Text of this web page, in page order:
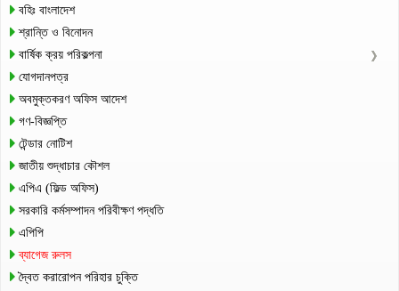
বহিঃ বাংলাদেশ
শ্রান্তি ও বিনোদন
বার্ষিক ক্রয় পরিকল্পনা
যোগদানপত্র
অবমুক্তকরণ অফিস আদেশ
গণ-বিজ্ঞপ্তি
টেন্ডার নোটিশ
জাতীয় শুদ্ধাচার কৌশল
এপিএ (ফিল্ড অফিস)
সরকারি কর্মসম্পাদন পরিবীক্ষণ পদ্ধতি
এপিপি
ব্যাগেজ রুলস
দ্বৈত করারোপন পরিহার চুক্তি